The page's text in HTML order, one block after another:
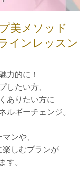
美メソッド
インレッスン
力的に！
したい方、
ありたい方に
ルギーチェンジ。
ンや、
楽しむプランが
す。